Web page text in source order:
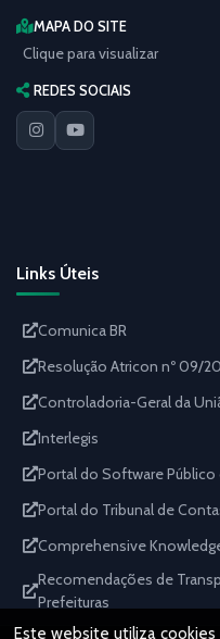
MAPA DO SITE
Clique para visualizar
REDES SOCIAIS
Links Úteis
Comunica BR
Resolução Atricon nº 09/
Controladoria-Geral da
Interlegis
Portal do Software
Portal do Tribunal de
Comprehensive
Recomendações de
Prefeituras
Este website utiliza